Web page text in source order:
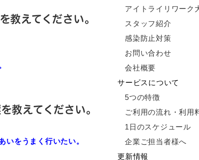
教えてください。
教えてください。
いをうまく行いたい。
アイトライリワーク
スタッフ紹介
感染防止対策
お問い合わせ
会社概要
サービスについて
5つの特徴
ご利用の流れ・利用
1日のスケジュール
企業ご担当者様へ
更新情報